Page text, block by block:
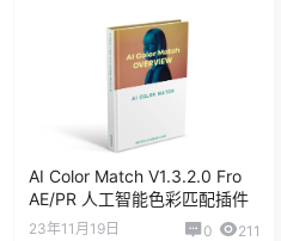
AI Color Match V1.3.2.0 Fro
AE/PR 人工智能色彩匹配插件
23年11月19日 0 211